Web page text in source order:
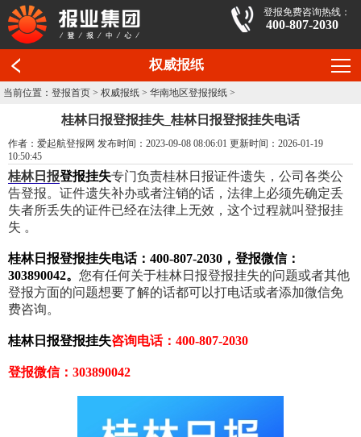
登报免费咨询热线：
400-807-2030
权威报纸
当前位置：登报首页 >权威报纸 >华南地区登报报纸 >
桂林日报登报挂失_桂林日报登报挂失电话
作者：爱起航登报网 发布时间：2023-09-08 08:06:01 更新时间：2026-01-19
10:50:45
桂林日报登报挂失专门负责桂林日报证件遗失，公司各类公
告登报。证件遗失补办或者注销的话，法律上必须先确定丢
失者所丢失的证件已经在法律上无效，这个过程就叫登报挂
失 。
桂林日报登报挂失电话：400-807-2030，登报微信：
303890042。 您有任何关于桂林日报登报挂失的问题或者其他
登报方面的问题想要了解的话都可以打电话或者添加微信免
费咨询。
桂林日报登报挂失咨询电话：400-807-2030
登报微信：303890042